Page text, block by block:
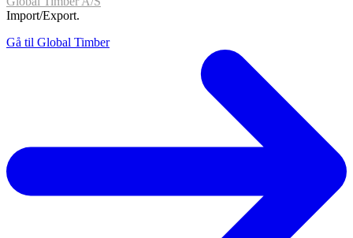
Import/Export.
Gå til Global Timber